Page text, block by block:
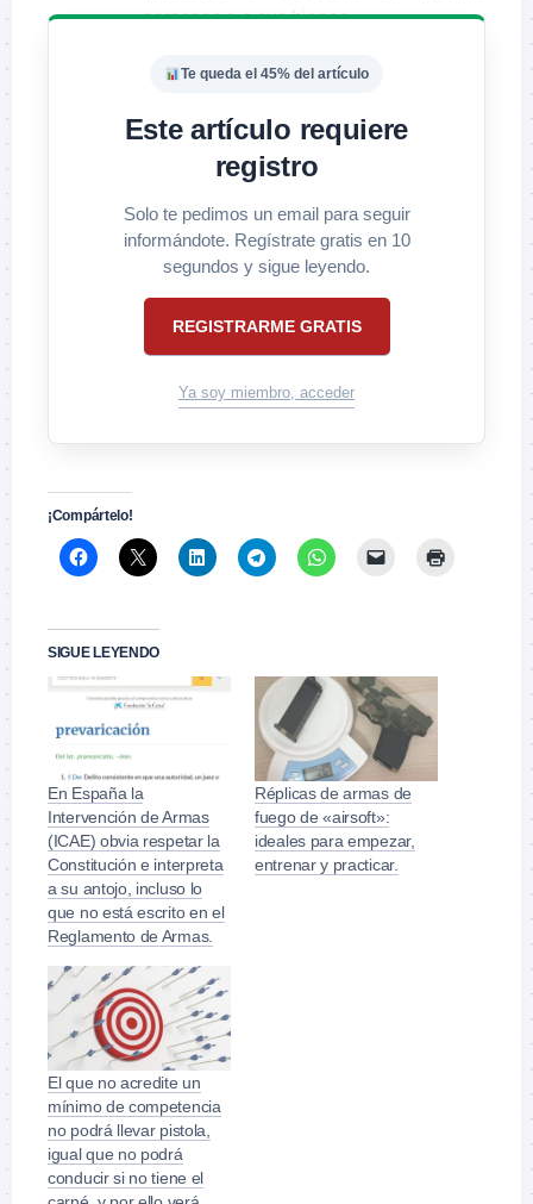
personas o a sus bienes.
Te queda el 45% del artículo
Este artículo requiere
registro
Solo te pedimos un email para seguir
informándote. Regístrate gratis en 10
segundos y sigue leyendo.
REGISTRARME GRATIS
Ya soy miembro, acceder
¡Compártelo!
SIGUE LEYENDO
En España la
Intervención de Armas
(ICAE) obvia respetar la
Constitución e interpreta
a su antojo, incluso lo
que no está escrito en el
Reglamento de Armas.
Réplicas de armas de
fuego de «airsoft»:
ideales para empezar,
entrenar y practicar.
El que no acredite un
mínimo de competencia
no podrá llevar pistola,
igual que no podrá
conducir si no tiene el